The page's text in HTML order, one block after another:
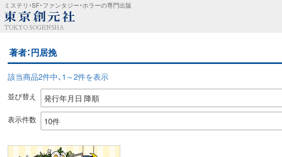
ミステリ・SF・ファンタジー・ホラーの専門出版
TOKYO SOGENSHA
著者：円居挽
該当商品2件中、1～2件を表示
並び替え
表示件数